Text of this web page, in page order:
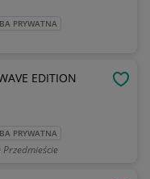
PRYWATNA
EDITION
PRYWATNA
Przedmieście